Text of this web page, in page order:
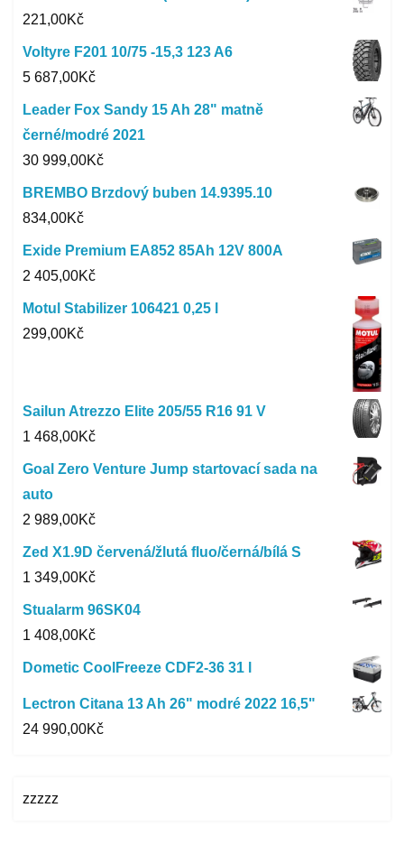
221,00Kč
Voltyre F201 10/75 -15,3 123 A6
5 687,00Kč
Leader Fox Sandy 15 Ah 28" matně
černé/modré 2021
30 999,00Kč
BREMBO Brzdový buben 14.9395.10
834,00Kč
Exide Premium EA852 85Ah 12V 800A
2 405,00Kč
Motul Stabilizer 106421 0,25 l
299,00Kč
Sailun Atrezzo Elite 205/55 R16 91 V
1 468,00Kč
Goal Zero Venture Jump startovací sada na
auto
2 989,00Kč
Zed X1.9D červená/žlutá fluo/černá/bílá S
1 349,00Kč
Stualarm 96SK04
1 408,00Kč
Dometic CoolFreeze CDF2-36 31 l
Lectron Citana 13 Ah 26" modré 2022 16,5"
24 990,00Kč
zzzzz